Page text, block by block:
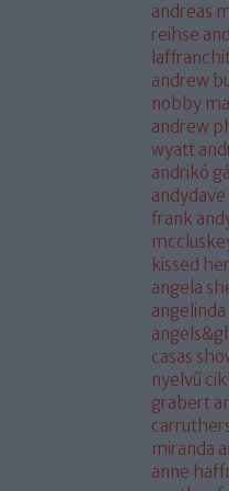
andreas
reihse
andrew
nobby
andrew
wyatt
andrikó
andydave
frank
kissed her
angela
angelinda
casas
nyelvű
grabert
miranda
anne